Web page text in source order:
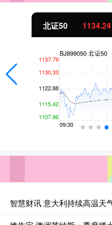
北证50 1134.24
智慧财讯 意大利持续高温天